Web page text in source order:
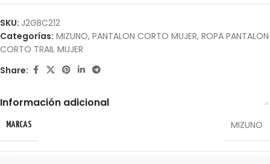
SKU: J2GBC212
Categorías: MIZUNO, PANTALON CORTO MUJER, ROPA PANTALON
CORTO TRAIL MUJER
Share:
Información adicional
MARCAS MIZUNO